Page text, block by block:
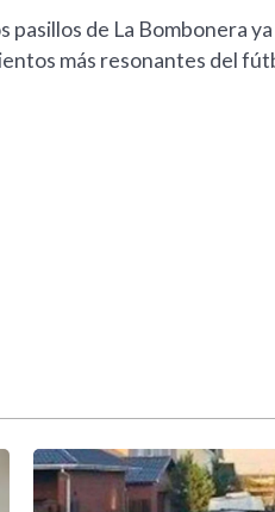
de La Bombonera
más resonantes del